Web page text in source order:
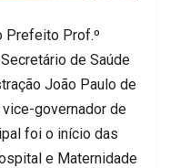
Prefeito Prof.º
de Saúde
João Paulo de
governador de
foi o início das
e Maternidade